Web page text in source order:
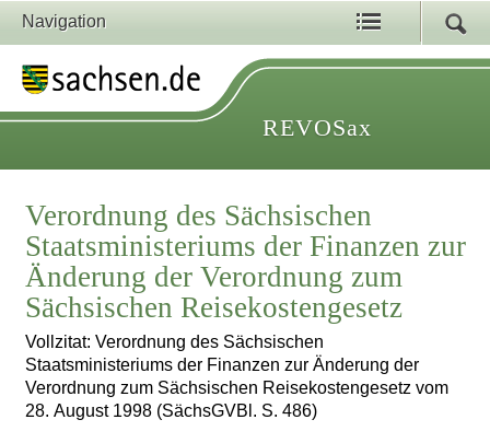
Navigation
REVOSax
Verordnung des Sächsischen
Staatsministeriums der Finanzen zur
Änderung der Verordnung zum
Sächsischen Reisekostengesetz
Vollzitat: Verordnung des Sächsischen
Staatsministeriums der Finanzen zur Änderung der
Verordnung zum Sächsischen Reisekostengesetz vom
28. August 1998 (SächsGVBl. S. 486)